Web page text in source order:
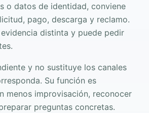
o datos de identidad, conviene
pago, descarga y reclamo.
distinta y puede pedir
y no sustituye los canales
Su función es
menos improvisación, reconocer
preguntas concretas.